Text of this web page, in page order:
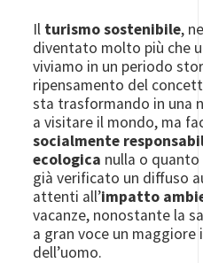
Il turismo sostenibile,
diventato molto più che
viviamo in un periodo
ripensamento del
sta trasformando in una
a visitare il mondo, ma
socialmente
ecologica nulla o quanto
già verificato un diffuso
attenti all’impatto
vacanze, nonostante la
a gran voce un
dell’uomo.